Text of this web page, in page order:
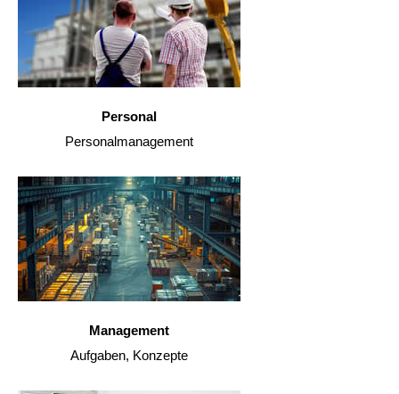
Personal
Personalmanagement
Management
Aufgaben, Konzepte